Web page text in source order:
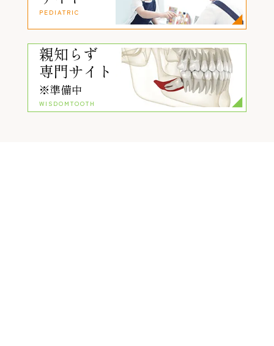
PEDIATRIC
親知らず
専門サイト
※準備中
WISDOMTOOTH